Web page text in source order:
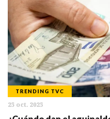
TRENDING TVC
25 oct. 2025